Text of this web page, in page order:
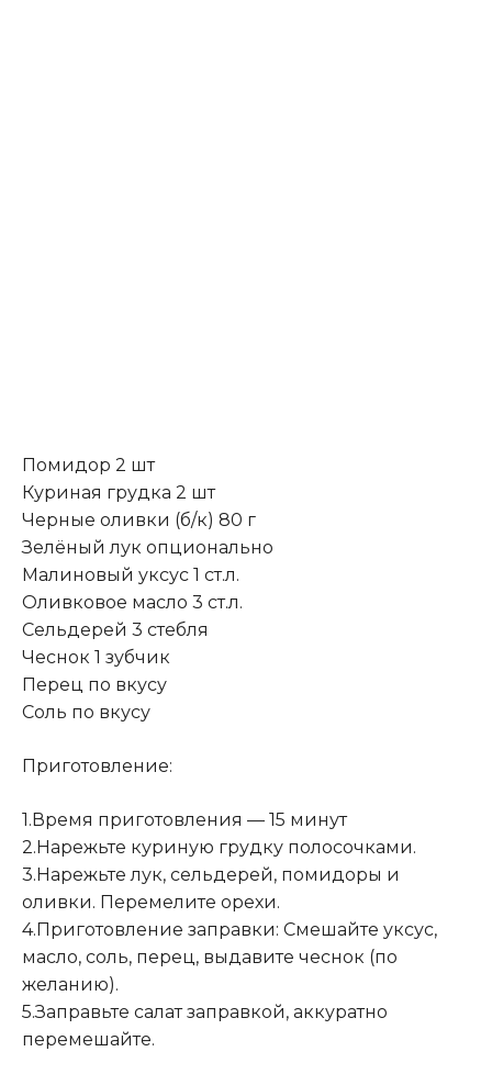
Помидор 2 шт
Куриная грудка 2 шт
Черные оливки (б/к) 80 г
Зелёный лук опционально
Малиновый уксус 1 ст.л.
Оливковое масло 3 ст.л.
Сельдерей 3 стебля
Чеснок 1 зубчик
Перец по вкусу
Соль по вкусу
Приготовление:
1.Время приготовления — 15 минут
2.Нарежьте куриную грудку полосочками.
3.Нарежьте лук, сельдерей, помидоры и
оливки. Перемелите орехи.
4.Приготовление заправки: Смешайте уксус,
масло, соль, перец, выдавите чеснок (по
желанию).
5.Заправьте салат заправкой, аккуратно
перемешайте.